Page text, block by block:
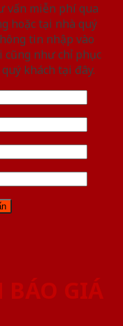
vấn miễn phí qua
hoặc tại nhà quý
tin nhập vào
như chỉ phục
khách tại đây.
BÁO GIÁ